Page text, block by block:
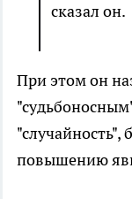
сказал он.
При этом он
"случайность",
повышению